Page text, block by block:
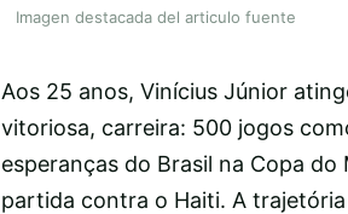
Imagen destacada del articulo fuente
Aos 25 anos, Vinícius Júnior
vitoriosa, carreira: 500 jogos
esperanças do Brasil na Copa
partida contra o Haiti. A